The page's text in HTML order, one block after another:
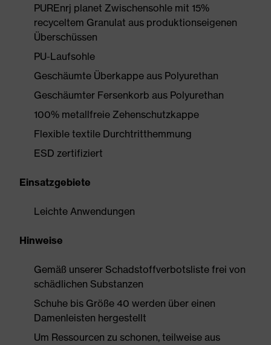
PUREnrj planet Zwischensohle mit 15%
recyceltem Granulat aus produktionseigenen
Überschüssen
PU-Laufsohle
Geschäumte Überkappe aus Polyurethan
Geschäumter Fersenkorb aus Polyurethan
100% metallfreie Zehenschutzkappe
Flexible textile Durchtritthemmung
ESD zertifiziert
Einsatzgebiete
Leichte Anwendungen
Hinweise
Gemäß unserer Schadstoffverbotsliste frei von
schädlichen Substanzen
Schuhe bis Größe 40 werden über einen
Damenleisten hergestellt
Um Ressourcen zu schonen, teilweise aus